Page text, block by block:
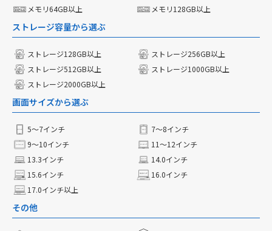
メモリ64GB以上
メモリ128GB以上
ストレージ容量から選ぶ
ストレージ128GB以上
ストレージ256GB以上
ストレージ512GB以上
ストレージ1000GB以上
ストレージ2000GB以上
画面サイズから選ぶ
5〜7インチ
7〜8インチ
9〜10インチ
11〜12インチ
13.3インチ
14.0インチ
15.6インチ
16.0インチ
17.0インチ以上
その他